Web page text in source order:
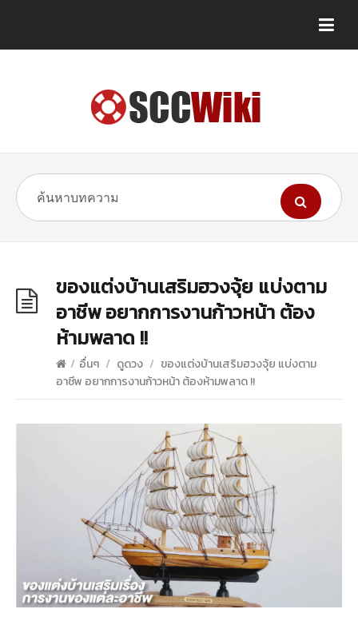
ของแต่งบ้านเสริมฮวงจุ้ย แบ่งตาม
อาชีพ อยากการงานก้าวหน้า ต้อง
ห้ามพลาด !!
/ อื่นๆ / ดูดวง / ของแต่งบ้านเสริมฮวงจุ้ย แบ่งตาม
อาชีพ อยากการงานก้าวหน้า ต้องห้ามพลาด !!